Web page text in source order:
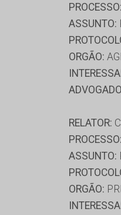
PROCESSO:
ASSUNTO:
ORGÃO:
RELATOR:
PROCESSO:
ASSUNTO:
ORGÃO: